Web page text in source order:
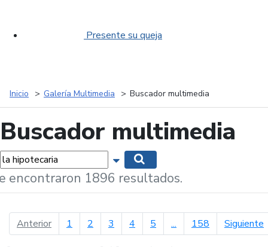
Presente su queja
Inicio Galería Multimedia Buscador multimedia
Buscador multimedia
Mostrar opciones de búsqueda
encontraron 1896 resultados.
Anteriorpágina anterior
1 2 3 4 5 ... 158 Siguiente